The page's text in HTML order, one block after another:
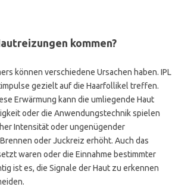
kommen?
können verschiedene Ursachen haben. IPL
gezielt auf die Haarfollikel treffen.
Erwärmung kann die umliegende Haut
oder die Anwendungstechnik spielen
Intensität oder ungenügender
oder Juckreiz erhöht. Auch das
waren oder die Einnahme bestimmter
ist es, die Signale der Haut zu erkennen